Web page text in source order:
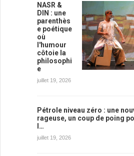
NASR &
DIN : une
parenthès
e poétique
où
l'humour
côtoie la
philosophi
e
juillet 19, 2026
Pétrole niveau zéro : une
rageuse, un coup de poing
l…
juillet 19, 2026